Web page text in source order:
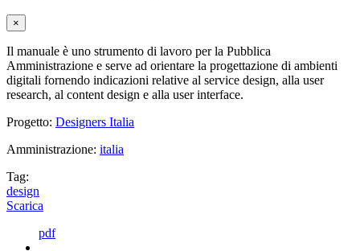
×
Il manuale è uno strumento di lavoro per la Pubblica
Amministrazione e serve ad orientare la progettazione di ambienti
digitali fornendo indicazioni relative al service design, alla user
research, al content design e alla user interface.
Progetto: Designers Italia
Amministrazione: italia
Tag:
design
Scarica
pdf